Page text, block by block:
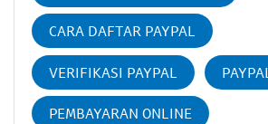
CARA DAFTAR PAYPAL
VERIFIKASI PAYPAL PAYPAL
PEMBAYARAN ONLINE